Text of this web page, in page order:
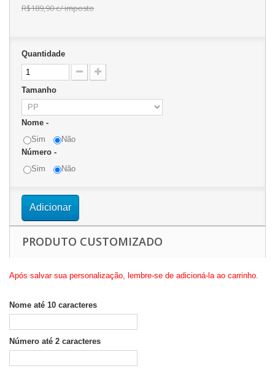
R$189,90c/ imposto
Quantidade
Tamanho
Nome -
Sim
Não
Número -
Sim
Não
Adicionar
PRODUTO CUSTOMIZADO
Após salvar sua personalização, lembre-se de adicioná-la ao carrinho.
Nome até 10 caracteres
Número até 2 caracteres